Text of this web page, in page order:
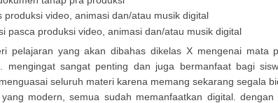
produksi video, animasi dan/atau musik digital
pasca produksi video, animasi dan/atau musik digital
pelajaran yang akan dibahas dikelas X mengenai mata
mengingat sangat penting dan juga bermanfaat bagi
seluruh materi karena memang sekarang segala
modern, semua sudah memanfaatkan digital. dengan